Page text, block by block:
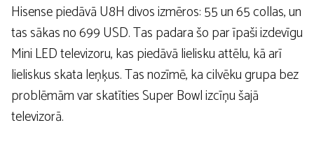
Hisense piedāvā U8H divos izmēros: 55 un 65 collas, un
tas sākas no 699 USD. Tas padara šo par īpaši izdevīgu
Mini LED televizoru, kas piedāvā lielisku attēlu, kā arī
lieliskus skata leņķus. Tas nozīmē, ka cilvēku grupa bez
problēmām var skatīties Super Bowl izcīņu šajā
televizorā.